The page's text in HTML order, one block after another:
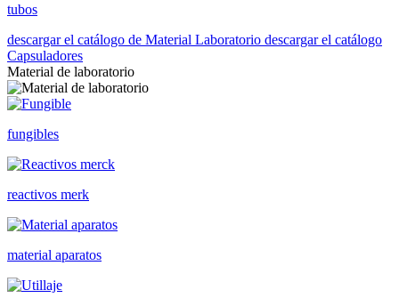
tubos
descargar el catálogo de Material Laboratorio descargar el catálogo
Capsuladores
Material de laboratorio
fungibles
reactivos merk
material aparatos